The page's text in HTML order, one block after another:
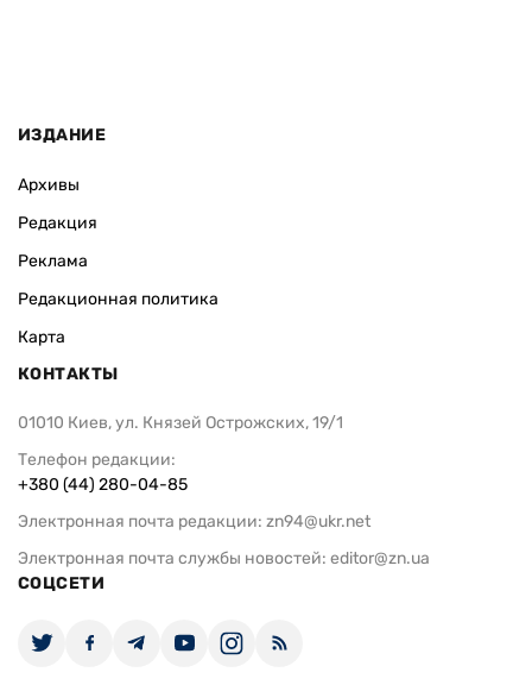
ИЗДАНИЕ
Архивы
Редакция
Реклама
Редакционная политика
Карта
КОНТАКТЫ
01010 Киев, ул. Князей Острожских, 19/1
Телефон редакции:
+380 (44) 280-04-85
Электронная почта редакции: zn94@ukr.net
Электронная почта службы новостей: editor@zn.ua
СОЦСЕТИ